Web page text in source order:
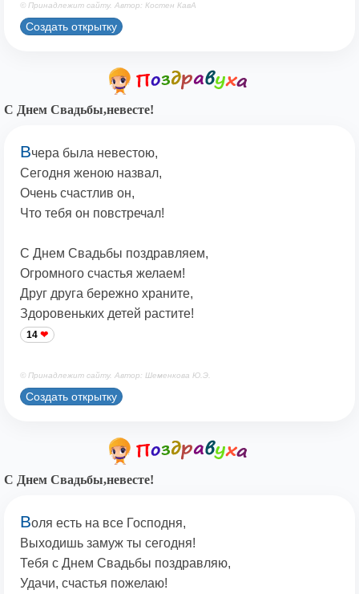
© Принадлежит сайту. Автор: Костен КавА
Создать открытку
С Днем Свадьбы,невесте!
Вчера была невестою,
Сегодня женою назвал,
Очень счастлив он,
Что тебя он повстречал!
С Днем Свадьбы поздравляем,
Огромного счастья желаем!
Друг друга бережно храните,
Здоровеньких детей растите!
14
© Принадлежит сайту. Автор: Шеменкова Ю.Э.
Создать открытку
С Днем Свадьбы,невесте!
Воля есть на все Господня,
Выходишь замуж ты сегодня!
Тебя с Днем Свадьбы поздравляю,
Удачи, счастья пожелаю!